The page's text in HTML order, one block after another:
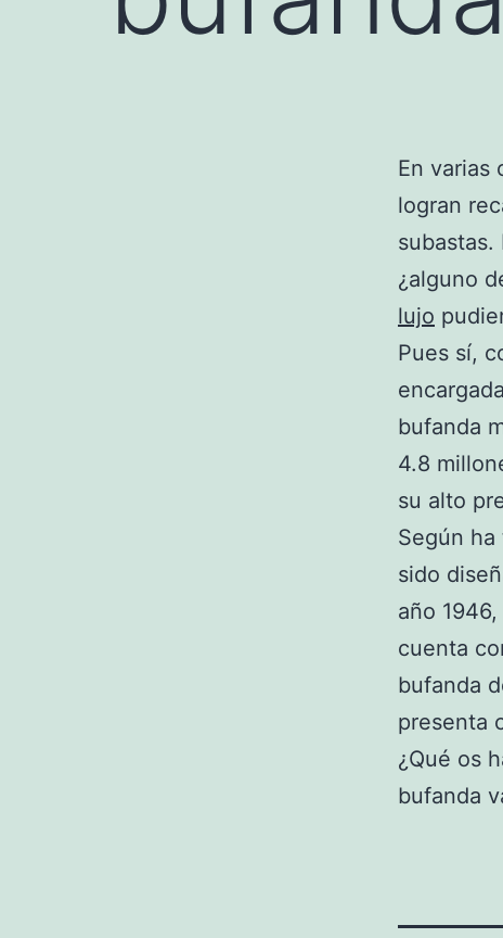
En varias
logran
subastas.
¿alguno
lujo
Pues sí,
bufanda
4.8
su alto
Según
sido
año
cuenta
bufanda
presenta
¿Qué os
bufanda